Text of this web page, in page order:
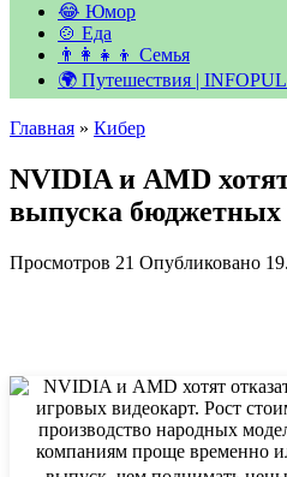
😂 Юмор
🍲 Еда
👨‍👩‍👧‍👦 Семья
🌍 Путешествия |
Главная » Кибер
NVIDIA и AMD
выпуска бюджетных
Просмотров 21 Опубликовано